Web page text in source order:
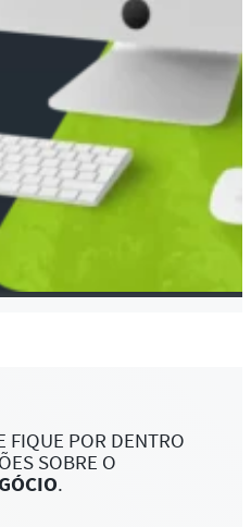
FIQUE POR DENTRO
SOBRE O
.